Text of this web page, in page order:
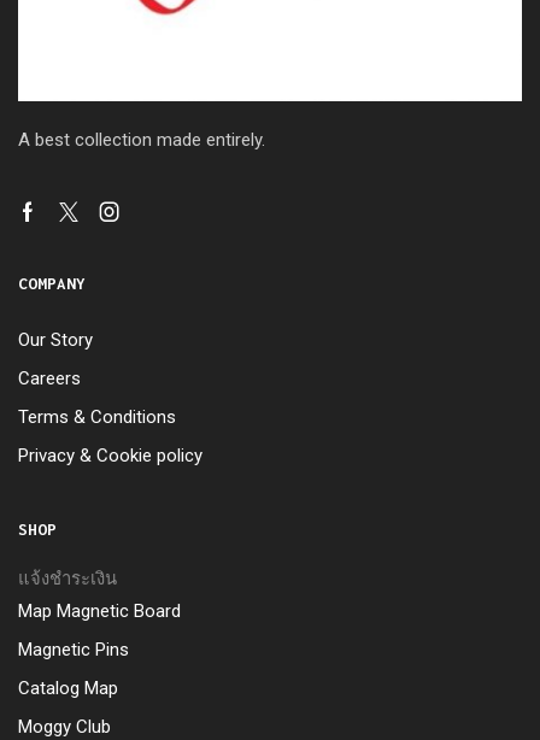
A best collection made entirely.
COMPANY
Our Story
Careers
Terms & Conditions
Privacy & Cookie policy
SHOP
แจ้งชำระเงิน
Map Magnetic Board
Magnetic Pins
Catalog Map
Moggy Club